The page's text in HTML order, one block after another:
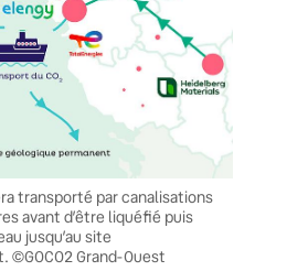
transporté par canalisations
avant d’être liquéfié puis
jusqu’au site
©GOCO2 Grand-Ouest